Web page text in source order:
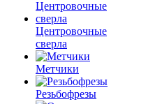
Центровочные
сверла
Метчики
Резьбофрезы